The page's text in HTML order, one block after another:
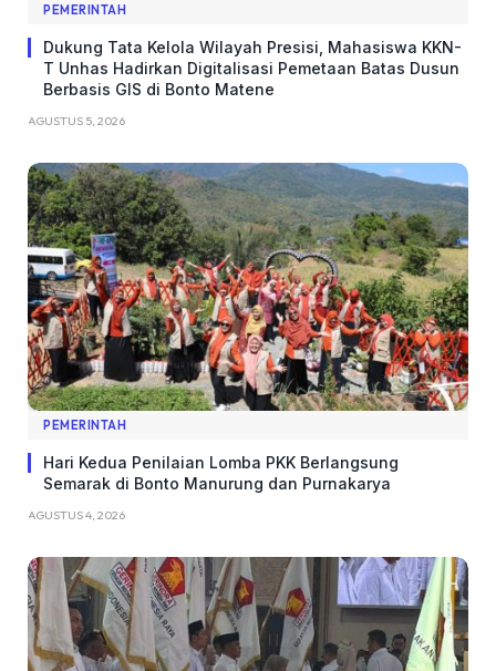
PEMERINTAH
Dukung Tata Kelola Wilayah Presisi, Mahasiswa KKN-
T Unhas Hadirkan Digitalisasi Pemetaan Batas Dusun
Berbasis GIS di Bonto Matene
AGUSTUS 5, 2026
PEMERINTAH
Hari Kedua Penilaian Lomba PKK Berlangsung
Semarak di Bonto Manurung dan Purnakarya
AGUSTUS 4, 2026